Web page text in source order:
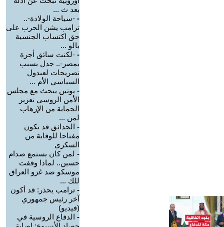
بعد ث ...
- -سياحة الولادة-..
ترامب يشن الحرب على
حق اكتساب الجنسية
بالو ...
- -لكنت سائق أجرة
بمصر-.. جدل بسبب
تصريحات لعبدول
السياسي الأم ...
- بوتين يبحث مع مجلس
الأمن الروسي تعزيز
الحماية من الإرهاب
لمن ...
- الحدائق قد تكون
مفتاحا للوقاية من
السكري
- لمن كان يستمع صدام
حسين.. لماذا وقفت
موسكو ضد غزو العراق
للك ...
- ترامب يحذر: قد أكون
آخر رئيس جمهوري
(فيديو)
- الدفاع الروسية في